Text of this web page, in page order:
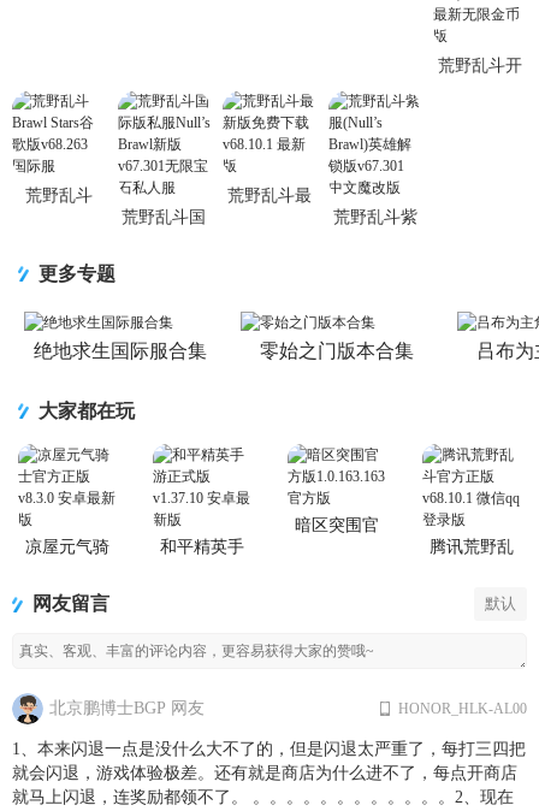
荒野乱斗开
荒野乱斗
v68.263 国
荒野乱斗国
无限宝石私
人服
荒野乱斗最
荒野乱斗紫
v67.301 中
文魔改版
更多专题
绝地求生国际服合集 零始之门版本合集 吕布
大家都在玩
凉屋元气骑
和平精英手
暗区突围官
腾讯荒野乱
网友留言 默认
北京鹏博士BGP 网友
1、本来闪退一点是没什么大不了的，但是闪退太严重了，每打三四把
就会闪退，游戏体验极差。还有就是商店为什么进不了，每点开商店
就马上闪退，连奖励都领不了。 。。。。。。。。。。。。2、现在
HONOR_HLK-AL00